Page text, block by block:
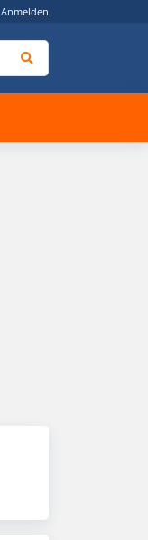
Anmelden